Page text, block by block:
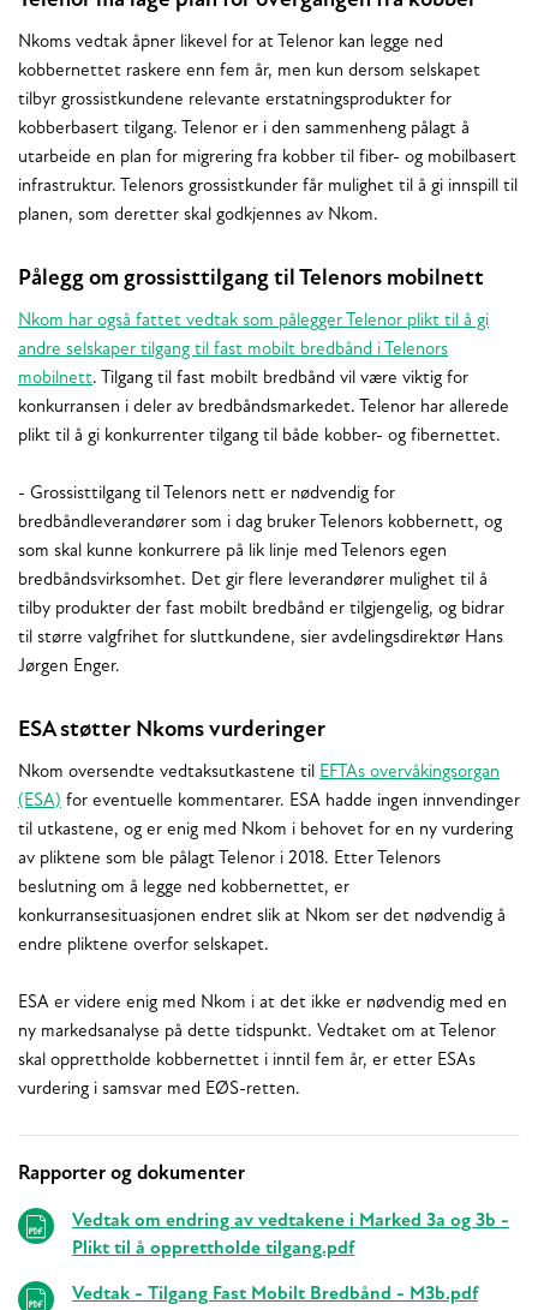
Nkoms vedtak åpner likevel for at Telenor kan legge ned
kobbernettet raskere enn fem år, men kun dersom selskapet
tilbyr grossistkundene relevante erstatningsprodukter for
kobberbasert tilgang. Telenor er i den sammenheng pålagt å
utarbeide en plan for migrering fra kobber til fiber- og mobilbasert
infrastruktur. Telenors grossistkunder får mulighet til å gi innspill til
planen, som deretter skal godkjennes av Nkom.
Pålegg om grossisttilgang til Telenors mobilnett
Nkom har også fattet vedtak som pålegger Telenor plikt til å gi
andre selskaper tilgang til fast mobilt bredbånd i Telenors
mobilnett. Tilgang til fast mobilt bredbånd vil være viktig for
konkurransen i deler av bredbåndsmarkedet. Telenor har allerede
plikt til å gi konkurrenter tilgang til både kobber- og fibernettet.
- Grossisttilgang til Telenors nett er nødvendig for
bredbåndleverandører som i dag bruker Telenors kobbernett, og
som skal kunne konkurrere på lik linje med Telenors egen
bredbåndsvirksomhet. Det gir flere leverandører mulighet til å
tilby produkter der fast mobilt bredbånd er tilgjengelig, og bidrar
til større valgfrihet for sluttkundene, sier avdelingsdirektør Hans
Jørgen Enger.
ESA støtter Nkoms vurderinger
Nkom oversendte vedtaksutkastene til EFTAs overvåkingsorgan
(ESA) for eventuelle kommentarer. ESA hadde ingen innvendinger
til utkastene, og er enig med Nkom i behovet for en ny vurdering
av pliktene som ble pålagt Telenor i 2018. Etter Telenors
beslutning om å legge ned kobbernettet, er
konkurransesituasjonen endret slik at Nkom ser det nødvendig å
endre pliktene overfor selskapet.
ESA er videre enig med Nkom i at det ikke er nødvendig med en
ny markedsanalyse på dette tidspunkt. Vedtaket om at Telenor
skal opprettholde kobbernettet i inntil fem år, er etter ESAs
vurdering i samsvar med EØS-retten.
Relaterte
Rapporter og dokumenter
Vedtak om endring av vedtakene i Marked 3a og 3b -
Plikt til å opprettholde tilgang.pdf
Vedtak - Tilgang Fast Mobilt Bredbånd - M3b.pdf